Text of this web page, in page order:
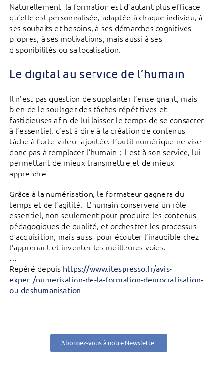
Naturellement, la formation est d’autant plus efficace
qu’elle est personnalisée, adaptée à chaque individu, à
ses souhaits et besoins, à ses démarches cognitives
propres, à ses motivations, mais aussi à ses
disponibilités ou sa localisation.
Le digital au service de l’humain
Il n’est pas question de supplanter l’enseignant, mais
bien de le soulager des tâches répétitives et
fastidieuses afin de lui laisser le temps de se consacrer
à l’essentiel, c’est à dire à la création de contenus,
tâche à forte valeur ajoutée. L’outil numérique ne vise
donc pas à remplacer l’humain ; il est à son service, lui
permettant de mieux transmettre et de mieux
apprendre.
Grâce à la numérisation, le formateur gagnera du
temps et de l’agilité. L’humain conservera un rôle
essentiel, non seulement pour produire les contenus
pédagogiques de qualité, et orchestrer les processus
d’acquisition, mais aussi pour écouter l’inaudible chez
l’apprenant et inventer les meilleures voies.
…
Repéré depuis https://www.itespresso.fr/avis-
expert/numerisation-de-la-formation-democratisation-
ou-deshumanisation
Abonnez-vous à notre Newsletter